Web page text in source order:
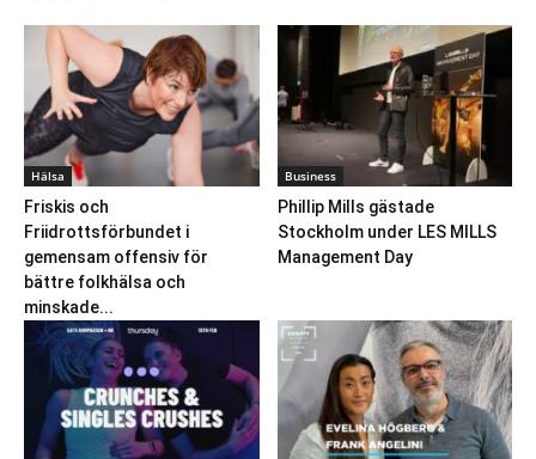
Hälsa
Friskis och
Friidrottsförbundet i
gemensam offensiv för
bättre folkhälsa och
minskade...
Business
Phillip Mills gästade
Stockholm under LES MILLS
Management Day